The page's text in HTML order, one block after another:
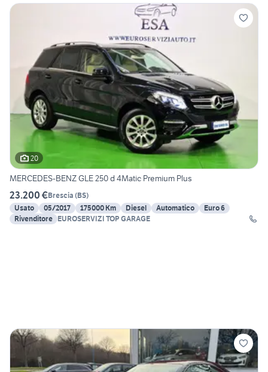
20
MERCEDES-BENZ GLE 250 d 4Matic Premium Plus
23.200 €Brescia (BS)
Usato
05/2017 175000 Km Diesel Automatico
Euro 6
Rivenditore EUROSERVIZI TOP GARAGE